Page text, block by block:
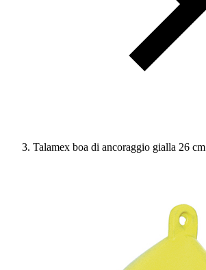
Talamex boa di ancoraggio gialla 26 cm